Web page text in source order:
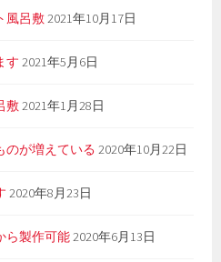
風呂敷2021年10月17日
す 2021年5月6日
敷2021年1月28日
のが増えている 2020年10月22日
2020年8月23日
ら製作可能2020年6月13日